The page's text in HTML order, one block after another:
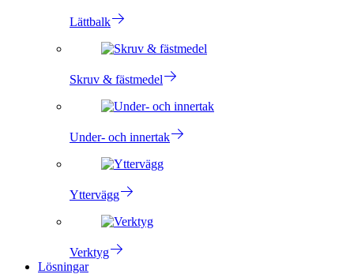
Lättbalk
Skruv & fästmedel
Under- och innertak
Yttervägg
Verktyg
Lösningar